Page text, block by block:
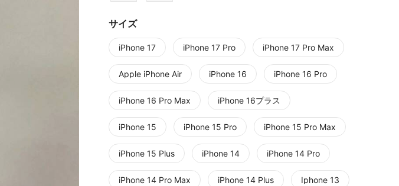
サイズ
iPhone 17 iPhone 17 Pro iPhone 17 Pro Max
Apple iPhone Air iPhone 16 iPhone 16 Pro
iPhone 16 Pro Max iPhone 16プラス
iPhone 15 iPhone 15 Pro iPhone 15 Pro Max
iPhone 15 Plus iPhone 14 iPhone 14 Pro
iPhone 14 Pro Max iPhone 14 Plus Iphone 13